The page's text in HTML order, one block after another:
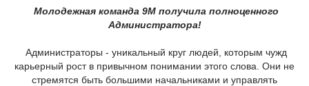
Молодежная команда 9М получила полноценного
Администратора!
Администраторы - уникальный круг людей, которым чужд
карьерный рост в привычном понимании этого слова. Они не
стремятся быть большими начальниками и управлять